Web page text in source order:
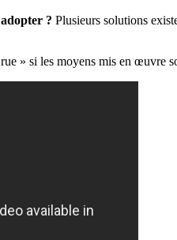
? Plusieurs solutions
» si les moyens mis en